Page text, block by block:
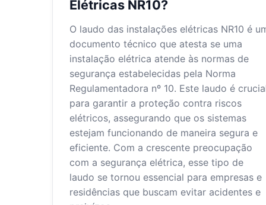
Elétricas NR10?
O laudo das instalações elétricas NR10 é
documento técnico que atesta se uma
instalação elétrica atende às normas de
segurança estabelecidas pela Norma
Regulamentadora nº 10. Este laudo é
para garantir a proteção contra riscos
elétricos, assegurando que os sistemas
estejam funcionando de maneira segura e
eficiente. Com a crescente preocupação
com a segurança elétrica, esse tipo de
laudo se tornou essencial para empresas e
residências que buscam evitar acidentes e